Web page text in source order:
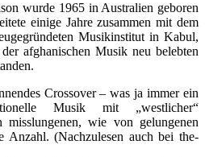
wurde 1965 in Australien geboren
einige Jahre zusammen mit dem
Musikinstitut in Kabul,
afghanischen Musik neu belebten
Crossover – was ja immer ein
Musik mit „westlicher“
misslungenen, wie von gelungenen
Anzahl. (Nachzulesen auch bei the-